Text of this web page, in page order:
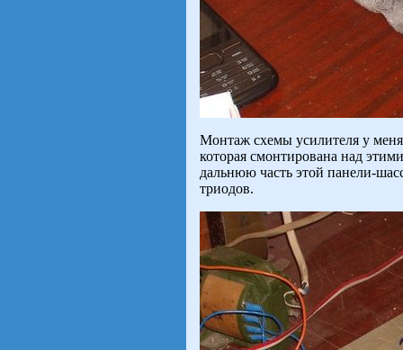
Монтаж схемы усилителя у
которая смонтирована над
дальнюю часть этой панели-
триодов.